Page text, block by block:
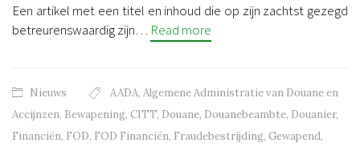
Een artikel met een titel en inhoud die op zijn zachtst gezegd
betreurenswaardig zijn… Read more
Nieuws AADA, Algemene Administratie van Douane en
Accijnzen, Bewapening, CITT, Douane, Douanebeambte, Douanier,
Financiën, FOD, FOD Financiën, Fraudebestrijding, Gewapend,